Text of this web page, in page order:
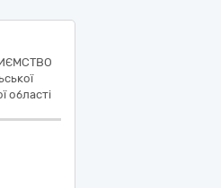
області